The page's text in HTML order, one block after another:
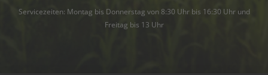
Servicezeiten: Montag bis Donnerstag von 8:30 Uhr bis 16:30 Uhr und
Freitag bis 13 Uhr